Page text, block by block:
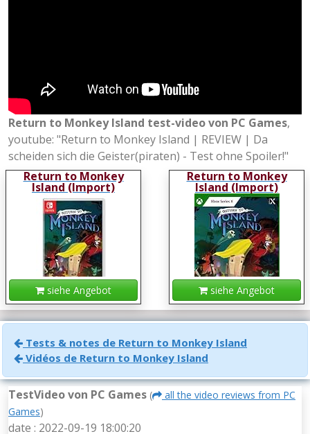
Return to Monkey Island test-video von PC Games,
youtube: "Return to Monkey Island | REVIEW | Da
scheiden sich die Geister(piraten) - Test ohne Spoiler!"
Return to Monkey
Island (Import)
siehe Angebot
Return to Monkey
Island (Import)
siehe Angebot
Tests & notes de Return to Monkey Island
Vidéos de Return to Monkey Island
TestVideo von PC Games (
all the video reviews from PC
Games)
date : 2022-09-19 18:00:20